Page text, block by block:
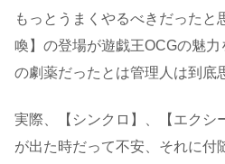
もっとうまくやるべきだったと
喚】の登場が遊戯王OCGの魅
の劇薬だったとは管理人は到底
実際、【シンクロ】、【エクシ
が出た時だって不安、それに付